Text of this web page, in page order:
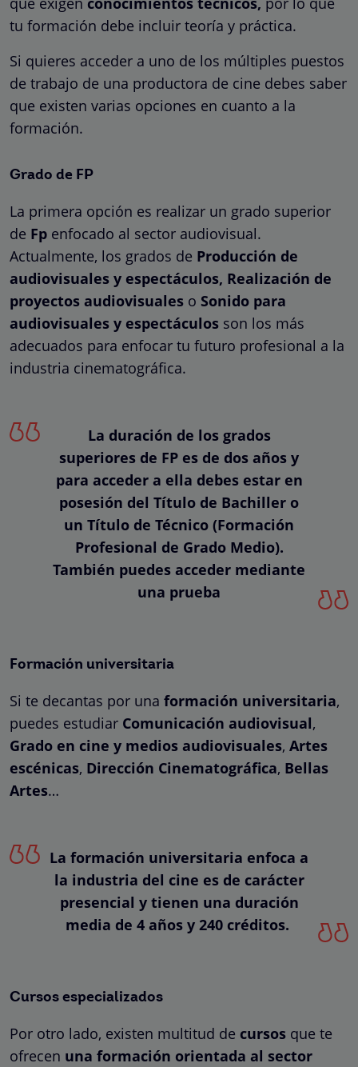
tu formación debe incluir teoría y práctica.
Si quieres acceder a uno de los múltiples puestos
de trabajo de una productora de cine debes saber
que existen varias opciones en cuanto a la
formación.
Grado de FP
La primera opción es realizar un grado superior
de Fp enfocado al sector audiovisual.
Actualmente, los grados de Producción de
audiovisuales y espectáculos, Realización de
proyectos audiovisuales o Sonido para
audiovisuales y espectáculos son los más
adecuados para enfocar tu futuro profesional a la
industria cinematográfica.
La duración de los grados
superiores de FP es de dos años y
para acceder a ella debes estar en
posesión del Título de Bachiller o
un Título de Técnico (Formación
Profesional de Grado Medio).
También puedes acceder mediante
una prueba
Formación universitaria
Si te decantas por una formación universitaria,
puedes estudiar Comunicación audiovisual,
Grado en cine y medios audiovisuales, Artes
escénicas, Dirección Cinematográfica, Bellas
Artes…
La formación universitaria enfoca a
la industria del cine es de carácter
presencial y tienen una duración
media de 4 años y 240 créditos.
Cursos especializados
Por otro lado, existen multitud de cursos que te
ofrecen una formación orientada al sector